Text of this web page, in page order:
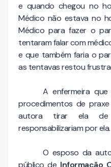
e quando chegou no
Médico não estava no
Médico para fazer o
tentaram falar com
e que também faria o
as tentavas restou
A enfermeira
procedimentos de
autora tirar ela
responsabilizariam por ela.
O esposo da